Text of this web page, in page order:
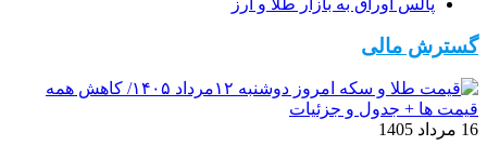
پالس اوراق به بازار طلا و ارز
گسترش مالی
16 مرداد 1405